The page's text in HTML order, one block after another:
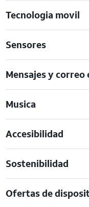
Tecnologia movil
Sensores
Mensajes y
Musica
Accesibilidad
Sostenibilidad
Ofertas de